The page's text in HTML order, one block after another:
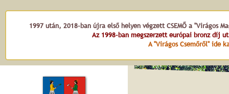
1997 után, 2018-ban újra első helyen végzett CSEMŐ a "Virágos
Az 1998-ban megszerzett európai bronz díj
A "Virágos Csemőről" ide